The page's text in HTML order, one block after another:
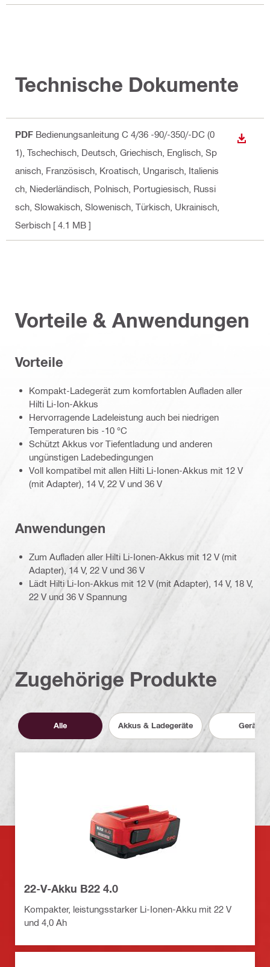
Technische Dokumente
PDF Bedienungsanleitung C 4/36 -90/-350/-DC (0
1) , Tschechisch, Deutsch, Griechisch, Englisch, Sp
anisch, Französisch, Kroatisch, Ungarisch, Italienis
ch, Niederländisch, Polnisch, Portugiesisch, Russi
sch, Slowakisch, Slowenisch, Türkisch, Ukrainisch,
Serbisch [ 4.1 MB ]
Vorteile & Anwendungen
Vorteile
Kompakt-Ladegerät zum komfortablen Aufladen aller
Hilti Li-Ion-Akkus
Hervorragende Ladeleistung auch bei niedrigen
Temperaturen bis -10 °C
Schützt Akkus vor Tiefentladung und anderen
ungünstigen Ladebedingungen
Voll kompatibel mit allen Hilti Li-Ionen-Akkus mit 12 V
(mit Adapter), 14 V, 22 V und 36 V
Anwendungen
Zum Aufladen aller Hilti Li-Ionen-Akkus mit 12 V (mit
Adapter), 14 V, 22 V und 36 V
Lädt Hilti Li-Ion-Akkus mit 12 V (mit Adapter), 14 V, 18 V,
22 V und 36 V Spannung
Zugehörige Produkte
Alle Akkus & Ladegeräte Geräte
22-V-Akku B22 4.0
Kompakter, leistungsstarker Li-Ionen-Akku mit 22 V
und 4,0 Ah